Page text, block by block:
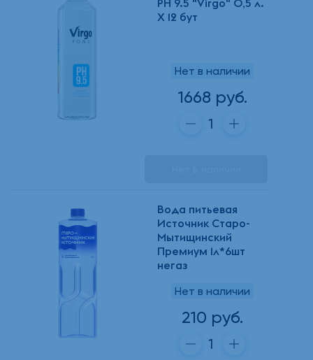
PH 9.5 "Virgo" 0,5 л.
Х 12 бут
Нет в наличии
1668 руб.
Вода питьевая
Источник Старо-
Мытищинский
Премиум 1л*6шт
негаз
Нет в наличии
210 руб.